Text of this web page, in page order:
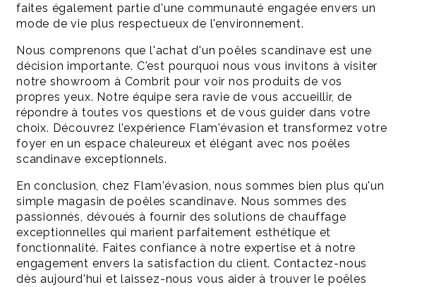
faites également partie d'une communauté engagée envers un
mode de vie plus respectueux de l'environnement.
Nous comprenons que l'achat d'un poêles scandinave est une
décision importante. C'est pourquoi nous vous invitons à visiter
notre showroom à Combrit pour voir nos produits de vos
propres yeux. Notre équipe sera ravie de vous accueillir, de
répondre à toutes vos questions et de vous guider dans votre
choix. Découvrez l'expérience Flam'évasion et transformez votre
foyer en un espace chaleureux et élégant avec nos poêles
scandinave exceptionnels.
En conclusion, chez Flam'évasion, nous sommes bien plus qu'un
simple magasin de poêles scandinave. Nous sommes des
passionnés, dévoués à fournir des solutions de chauffage
exceptionnelles qui marient parfaitement esthétique et
fonctionnalité. Faites confiance à notre expertise et à notre
engagement envers la satisfaction du client. Contactez-nous
dès aujourd'hui et laissez-nous vous aider à trouver le poêles